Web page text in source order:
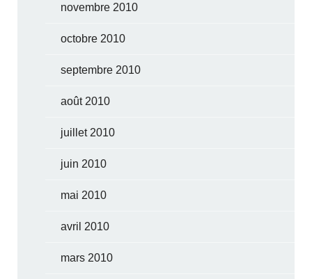
novembre 2010
octobre 2010
septembre 2010
août 2010
juillet 2010
juin 2010
mai 2010
avril 2010
mars 2010